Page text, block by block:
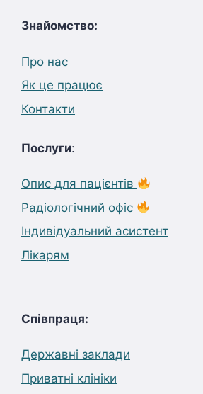
Знайомство:
Про нас
Як це працює
Контакти
Послуги:
Опис для пацієнтів
Радіологічний офіс
Індивідуальний асистент
Лікарям
Співпраця:
Державні заклади
Приватні клініки